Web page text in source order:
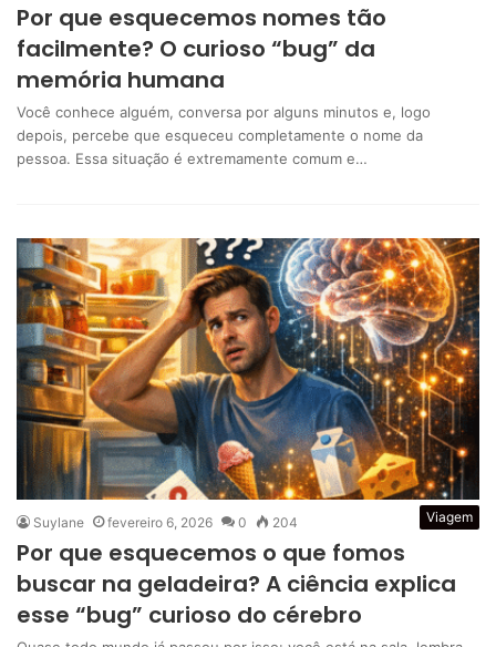
Por que esquecemos nomes tão
facilmente? O curioso “bug” da
memória humana
Você conhece alguém, conversa por alguns minutos e, logo
depois, percebe que esqueceu completamente o nome da
pessoa. Essa situação é extremamente comum e…
Viagem
Suylane fevereiro 6, 2026 0 204
Por que esquecemos o que fomos
buscar na geladeira? A ciência explica
esse “bug” curioso do cérebro